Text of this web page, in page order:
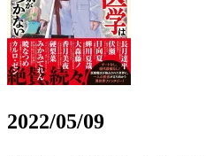
2022/05/09